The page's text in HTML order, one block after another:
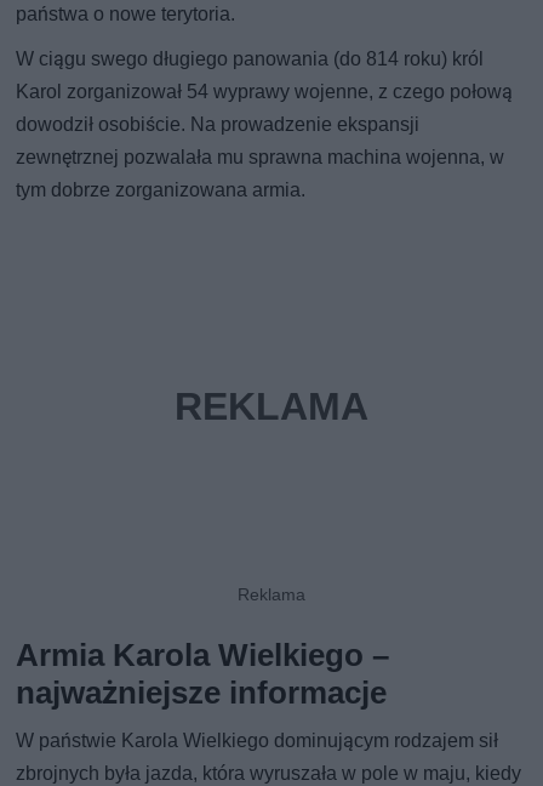
państwa o nowe terytoria.
W ciągu swego długiego panowania (do 814 roku) król
Karol zorganizował 54 wyprawy wojenne, z czego połową
dowodził osobiście. Na prowadzenie ekspansji
zewnętrznej pozwalała mu sprawna machina wojenna, w
tym dobrze zorganizowana armia.
Armia Karola Wielkiego –
najważniejsze informacje
W państwie Karola Wielkiego dominującym rodzajem sił
zbrojnych była jazda, która wyruszała w pole w maju, kiedy